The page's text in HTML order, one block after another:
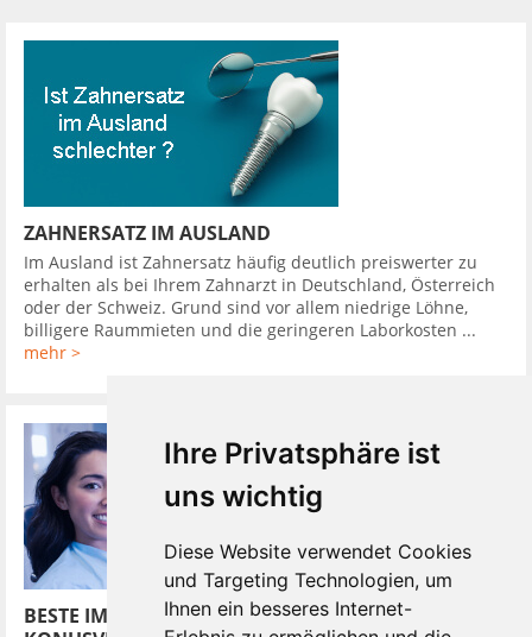
Ihre Privatsphäre ist
uns wichtig
Diese Website verwendet Cookies
und Targeting Technologien, um
Ihnen ein besseres Internet-
ZAHNERSATZ IM AUSLAND
Im Ausland ist Zahnersatz häufig deutlich preiswerter zu
erhalten als bei Ihrem Zahnarzt in Deutschland, Österreich
oder der Schweiz. Grund sind vor allem niedrige Löhne,
billigere Raummieten und die geringeren Laborkosten ...
mehr >
BESTE IMPLANTATSYSTEME HABEN